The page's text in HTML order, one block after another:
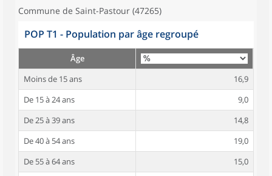
Commune de Saint-Pastour (47265)
POP T1 - Population par âge regroupé
Âge
Moins de 15 ans
16,9
De 15 à 24 ans
9,0
De 25 à 39 ans
14,8
De 40 à 54 ans
19,0
De 55 à 64 ans
15,0